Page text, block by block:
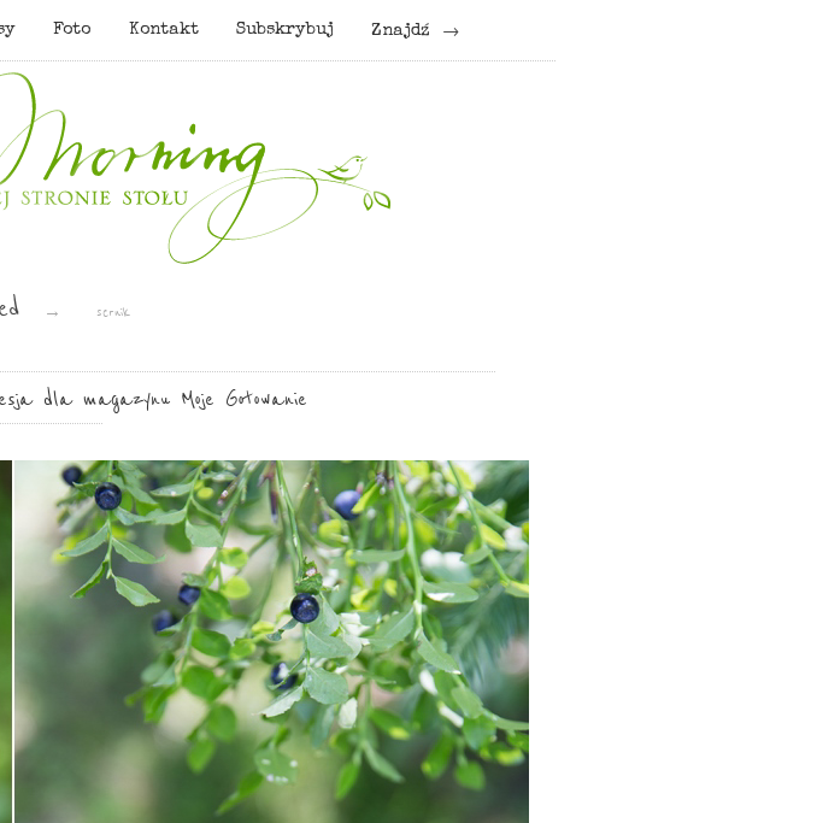
Foto Kontakt Subskrybuj Znajdź
→ sernik
dla magazynu Moje Gotowanie